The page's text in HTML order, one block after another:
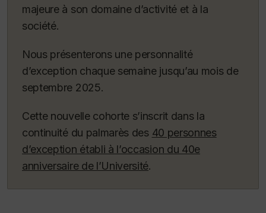
majeure à son domaine d’activité et à la
société.
Nous présenterons une personnalité
d’exception chaque semaine jusqu’au mois de
septembre 2025.
Cette nouvelle cohorte s’inscrit dans la
continuité du palmarès des 40 personnes
d’exception établi à l’occasion du 40e
anniversaire de l’Université.